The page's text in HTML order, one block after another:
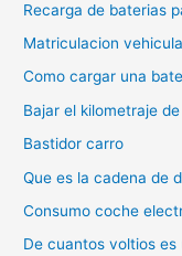
Recarga de baterias
Matriculacion
Como cargar una
Bajar el kilometraje
Bastidor carro
Que es la cadena de
Consumo coche
De cuantos voltios